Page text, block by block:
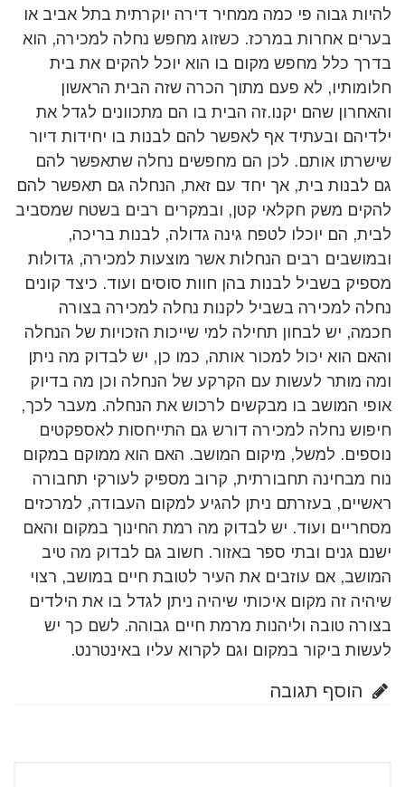
להיות גבוה פי כמה ממחיר דירה יוקרתית בתל אביב או
בערים אחרות במרכז. כשזוג מחפש נחלה למכירה, הוא
בדרך כלל מחפש מקום בו הוא יוכל להקים את בית
חלומותיו, לא פעם מתוך הכרה שזה הבית הראשון
והאחרון שהם יקנו.זה הבית בו הם מתכוונים לגדל את
ילדיהם ובעתיד אף לאפשר להם לבנות בו יחידות דיור
שישרתו אותם. לכן הם מחפשים נחלה שתאפשר להם
גם לבנות בית, אך יחד עם זאת, הנחלה גם תאפשר להם
להקים משק חקלאי קטן, ובמקרים רבים בשטח שמסביב
לבית, הם יוכלו לטפח גינה גדולה, לבנות בריכה,
ובמושבים רבים הנחלות אשר מוצעות למכירה, גדולות
מספיק בשביל לבנות בהן חוות סוסים ועוד. כיצד קונים
נחלה למכירה בשביל לקנות נחלה למכירה בצורה
חכמה, יש לבחון תחילה למי שייכות הזכויות של הנחלה
והאם הוא יכול למכור אותה, כמו כן, יש לבדוק מה ניתן
ומה מותר לעשות עם הקרקע של הנחלה וכן מה בדיוק
אופי המושב בו מבקשים לרכוש את הנחלה. מעבר לכך,
חיפוש נחלה למכירה דורש גם התייחסות לאספקטים
נוספים. למשל, מיקום המושב. האם הוא ממוקם במקום
נוח מבחינה תחבורתית, קרוב מספיק לעורקי תחבורה
ראשיים, בעזרתם ניתן להגיע למקום העבודה, למרכזים
מסחריים ועוד. יש לבדוק מה רמת החינוך במקום והאם
ישנם גנים ובתי ספר באזור. חשוב גם לבדוק מה טיב
המושב, אם עוזבים את העיר לטובת חיים במושב, רצוי
שיהיה זה מקום איכותי שיהיה ניתן לגדל בו את הילדים
בצורה טובה וליהנות מרמת חיים גבוהה. לשם כך יש
לעשות ביקור במקום וגם לקרוא עליו באינטרנט.
הוסף תגובה